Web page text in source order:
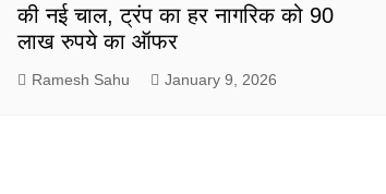
की नई चाल, ट्रंप का हर नागरिक को 90
लाख रुपये का ऑफर
Ramesh Sahu January 9, 2026